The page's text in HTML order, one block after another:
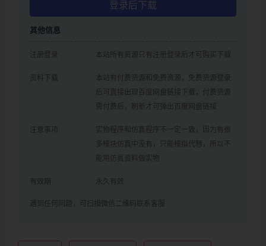
登录后下载
其他信息
注册登录 本站所有资源只有注册登录后才可购买下载
资料下载
本站有付费资源和免费资源，免费资源登录
后可直接出现百度网盘链接下载，付费资源
需付费后，刷新才可弹出百度网盘链接
注意事项
实物程序和仿真程序不一定一致，因为有很
多模块仿真中没有，只能模拟代替，所以不
能用仿真资料做实物
有效期 永久有效
遇到任何问题，可扫描微信二维码联系客服